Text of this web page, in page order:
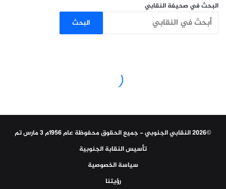
البحث في صحيفة النقابي
البحث
©2026 النقابي الجنوبي - جميع الحقوق محفوظة عام 1956م 3 مارس تم
تأسيس النقابة الجنوبية
سياسة الخصوصية
رؤيتنا